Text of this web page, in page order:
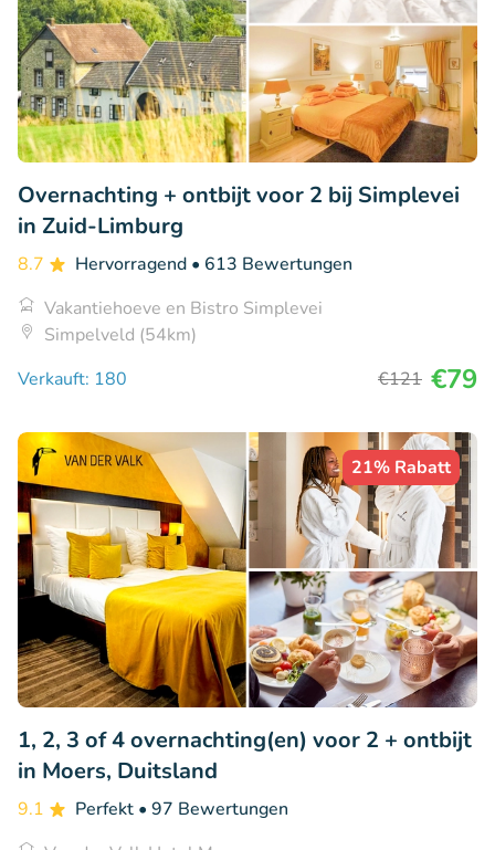
Overnachting + ontbijt voor 2 bij Simplevei
in Zuid-Limburg
8.7 Hervorragend • 613 Bewertungen
Vakantiehoeve en Bistro Simplevei
Simpelveld (54km)
Verkauft: 180
€121 €79
21% Rabatt
1, 2, 3 of 4 overnachting(en) voor 2 + ontbijt
in Moers, Duitsland
9.1 Perfekt • 97 Bewertungen